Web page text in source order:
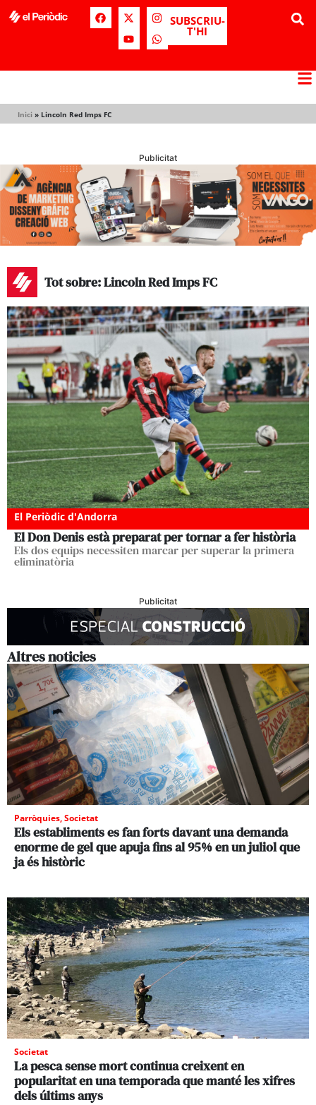
SUBSCRIU-
T'HI
Inici » Lincoln Red Imps FC
Publicitat
Tot sobre: Lincoln Red Imps FC
El Periòdic d'Andorra
El Don Denis està preparat per tornar a fer història
Els dos equips necessiten marcar per superar la primera
eliminatòria
Publicitat
Altres noticies
Parròquies,Societat
Els establiments es fan forts davant una demanda
enorme de gel que apuja fins al 95% en un juliol que
ja és històric
Societat
La pesca sense mort continua creixent en
popularitat en una temporada que manté les xifres
dels últims anys